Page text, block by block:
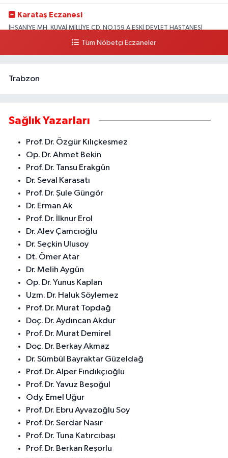
Karataş Eczanesi
İHSANİYE MH. KUVAİ MİLLİYE CD. NO.159 A ESKİ DEVLET HASTANESİ
Tüm Nöbetçi Eczaneler
Trabzon
Sağlık Yazarları
Prof. Dr. Özgür Kılıçkesmez
Op. Dr. Ahmet Bekin
Prof. Dr. Tansu Erakgün
Dr. Seval Karasatı
Prof. Dr. Şule Güngör
Dr. Erman Ak
Prof. Dr. İlknur Erol
Dr. Alev Çamcıoğlu
Dr. Seçkin Ulusoy
Dt. Ömer Atar
Dr. Melih Aygün
Op. Dr. Yunus Kaplan
Uzm. Dr. Haluk Söylemez
Prof. Dr. Murat Topdağ
Doç. Dr. Aydıncan Akdur
Prof. Dr. Murat Demirel
Doç. Dr. Berkay Akmaz
Dr. Sümbül Bayraktar Güzeldağ
Prof. Dr. Alper Fındıkçıoğlu
Prof. Dr. Yavuz Beşoğul
Ody. Emel Uğur
Prof. Dr. Ebru Ayvazoğlu Soy
Prof. Dr. Serdar Nasır
Prof. Dr. Tuna Katırcıbaşı
Prof. Dr. Berkan Reşorlu